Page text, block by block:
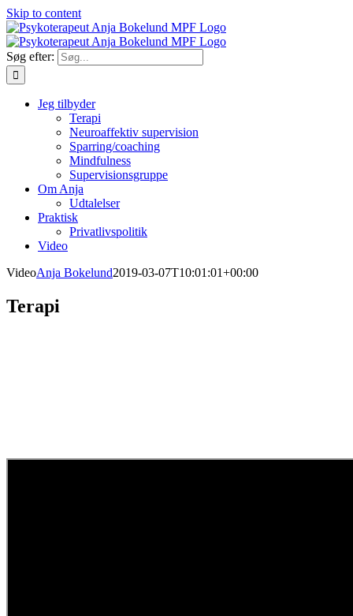
Skip to content
Søg efter:
Jeg tilbyder
Terapi
Neuroaffektiv supervision
Sparring/coaching
Mindfulness
Supervisionsgruppe
Om Anja
Udtalelser
Praktisk
Privatlivspolitik
Video
VideoAnja Bokelund2019-03-07T10:01:01+00:00
Terapi